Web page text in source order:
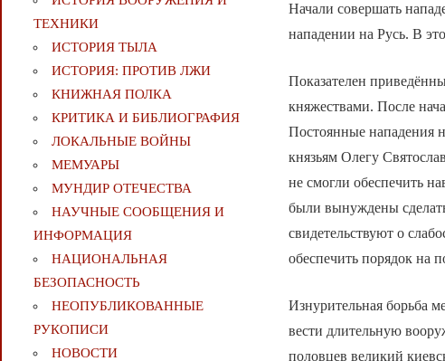
Начали совершать
нападении на Русь. В
Показателен
княжествами. После
Постоянные нападения
князьям Олегу
не смогли обеспечить
были вынуждены
свидетельствуют о
обеспечить порядок на
Изнурительная борьба
вести длительную
половцев великий
ТЕХНИКИ
ИСТОРИЯ ТЫЛА
ИСТОРИЯ: ПРОТИВ ЛЖИ
КНИЖНАЯ ПОЛКА
КРИТИКА И БИБЛИОГРАФИЯ
ЛОКАЛЬНЫЕ ВОЙНЫ
МЕМУАРЫ
МУНДИР ОТЕЧЕСТВА
НАУЧНЫЕ СООБЩЕНИЯ И
ИНФОРМАЦИЯ
НАЦИОНАЛЬНАЯ
БЕЗОПАСНОСТЬ
НЕОПУБЛИКОВАННЫЕ
РУКОПИСИ
НОВОСТИ